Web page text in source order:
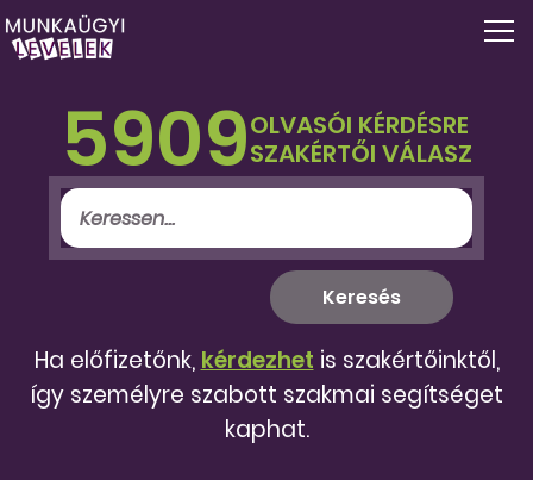
5909OLVASÓI KÉRDÉSRE
SZAKÉRTŐI VÁLASZ
Ha előfizetőnk, kérdezhet is szakértőinktől,
így személyre szabott szakmai segítséget
kaphat.